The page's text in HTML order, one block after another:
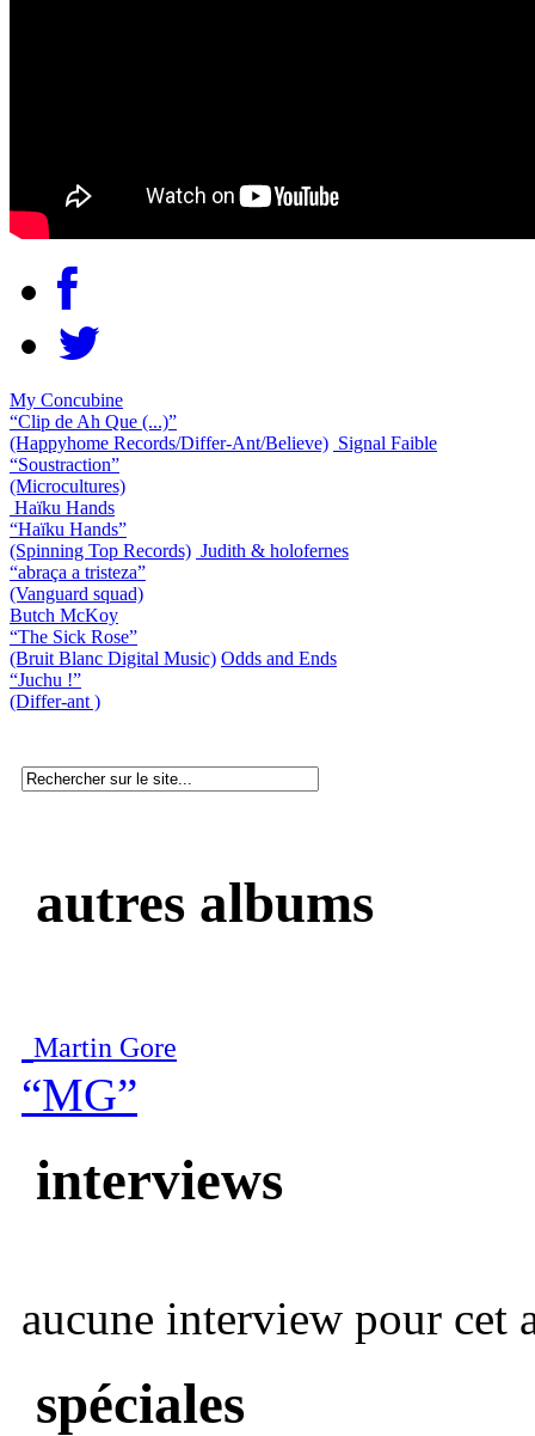
My Concubine
“Clip de Ah Que (...)”
(Happyhome Records/Differ-Ant/Believe) Signal Faible
“Soustraction”
(Microcultures)
Haïku Hands
“Haïku Hands”
(Spinning Top Records) Judith & holofernes
“abraça a tristeza”
(Vanguard squad)
Butch McKoy
“The Sick Rose”
(Bruit Blanc Digital Music) Odds and Ends
“Juchu !”
(Differ-ant )
autres albums
Martin Gore
“MG”
interviews
aucune interview pour cet
spéciales